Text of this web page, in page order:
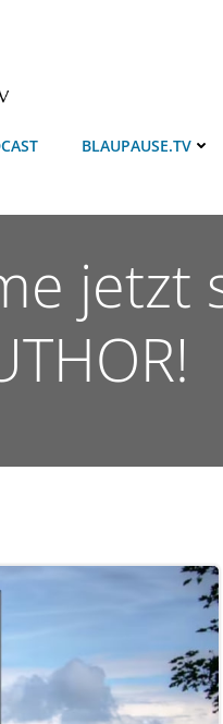
BLAUPAUSE.TV
jetzt